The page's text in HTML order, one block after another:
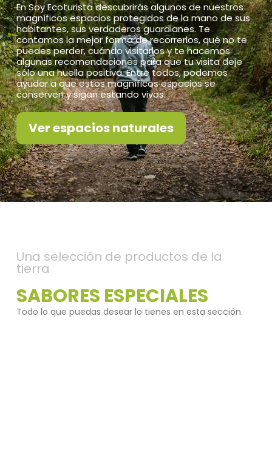
En Soy Ecoturista descubrirás algunos de nuestros
magníficos espacios protegidos de la mano de sus
habitantes, sus verdaderos guardianes. Te
contamos la mejor forma de recorrerlos, qué no te
puedes perder, cuándo visitarlos y te hacemos
algunas recomendaciones para que tu visita deje
sólo una huella positiva. Entre todos, podemos
ayudar a que estos magníficos espacios se
conserven y sigan estando vivos.
Ver espacios naturales
Una selección de productos de la
tierra
SABORES ESPECIALES
Todo lo que puedas desear lo tienes en esta sección.